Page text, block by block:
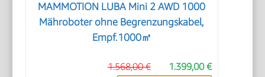
MAMMOTION LUBA Mini 2 AWD 1000
Mähroboter ohne Begrenzungskabel,
Empf.1000㎡
1.399,00 €
1.568,00 €